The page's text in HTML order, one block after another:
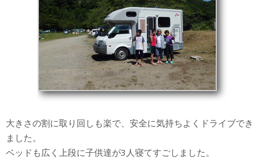
大きさの割に取り回しも楽で、安全に気持ちよくドライブでき
ました。
ベッドも広く上段に子供達が3人寝てすごしました。